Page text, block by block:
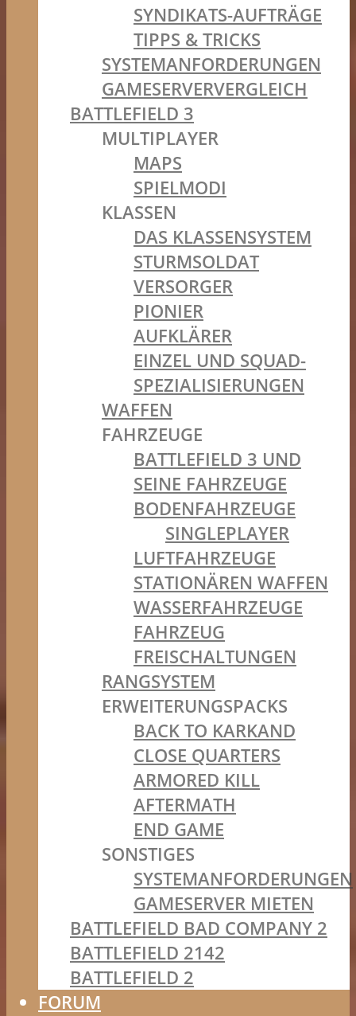
SYNDIKATS-AUFTRÄGE
TIPPS & TRICKS
SYSTEMANFORDERUNGEN
GAMESERVERVERGLEICH
BATTLEFIELD 3
MULTIPLAYER
MAPS
SPIELMODI
KLASSEN
DAS KLASSENSYSTEM
STURMSOLDAT
VERSORGER
PIONIER
AUFKLÄRER
EINZEL UND SQUAD-
SPEZIALISIERUNGEN
WAFFEN
FAHRZEUGE
BATTLEFIELD 3 UND
SEINE FAHRZEUGE
BODENFAHRZEUGE
SINGLEPLAYER
LUFTFAHRZEUGE
STATIONÄREN WAFFEN
WASSERFAHRZEUGE
FAHRZEUG
FREISCHALTUNGEN
RANGSYSTEM
ERWEITERUNGSPACKS
BACK TO KARKAND
CLOSE QUARTERS
ARMORED KILL
AFTERMATH
END GAME
SONSTIGES
SYSTEMANFORDERUNGEN
GAMESERVER MIETEN
BATTLEFIELD BAD COMPANY 2
BATTLEFIELD 2142
BATTLEFIELD 2
FORUM